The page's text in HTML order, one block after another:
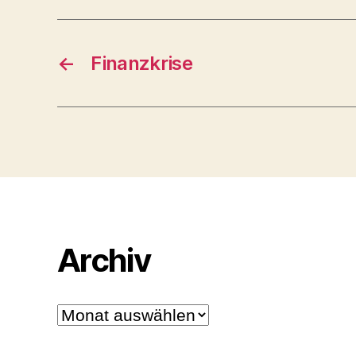
← Finanzkrise
Archiv
Archiv